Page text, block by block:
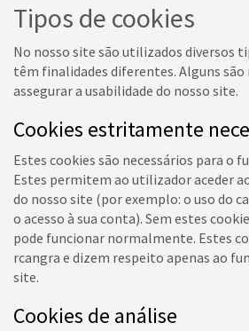
Tipos de cookies
No nosso site são utilizados diversos
têm finalidades diferentes. Alguns são
assegurar a usabilidade do nosso site.
Cookies estritamente
Estes cookies são necessários para o
Estes permitem ao utilizador aceder
do nosso site (por exemplo: o uso do
o acesso à sua conta). Sem estes
pode funcionar normalmente. Estes
rcangra e dizem respeito apenas ao
site.
Cookies de análise